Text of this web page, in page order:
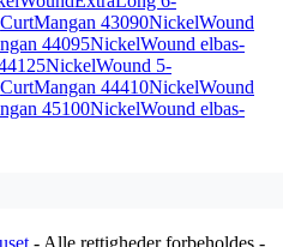
CurtMangan 43090NickelWound
44095NickelWound elbas-
5-
CurtMangan 44410NickelWound
45100NickelWound elbas-
- Alle rettigheder forbeholdes -